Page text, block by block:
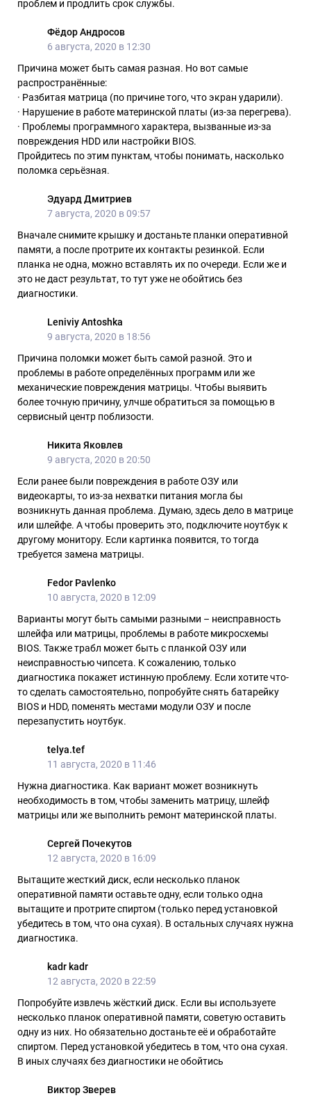
проблем и продлить срок службы.
Фёдор Андросов
6 августа, 2020 в 12:30
Причина может быть самая разная. Но вот самые
распространённые:
· Разбитая матрица (по причине того, что экран ударили).
· Нарушение в работе материнской платы (из-за перегрева).
· Проблемы программного характера, вызванные из-за
повреждения HDD или настройки BIOS.
Пройдитесь по этим пунктам, чтобы понимать, насколько
поломка серьёзная.
Эдуард Дмитриев
7 августа, 2020 в 09:57
Вначале снимите крышку и достаньте планки оперативной
памяти, а после протрите их контакты резинкой. Если
планка не одна, можно вставлять их по очереди. Если же и
это не даст результат, то тут уже не обойтись без
диагностики.
Leniviy Antoshka
9 августа, 2020 в 18:56
Причина поломки может быть самой разной. Это и
проблемы в работе определённых программ или же
механические повреждения матрицы. Чтобы выявить
более точную причину, улчше обратиться за помощью в
сервисный центр поблизости.
Никита Яковлев
9 августа, 2020 в 20:50
Если ранее были повреждения в работе ОЗУ или
видеокарты, то из-за нехватки питания могла бы
возникнуть данная проблема. Думаю, здесь дело в матрице
или шлейфе. А чтобы проверить это, подключите ноутбук к
другому монитору. Если картинка появится, то тогда
требуется замена матрицы.
Fedor Pavlenko
10 августа, 2020 в 12:09
Варианты могут быть самыми разными – неисправность
шлейфа или матрицы, проблемы в работе микросхемы
BIOS. Также трабл может быть с планкой ОЗУ или
неисправностью чипсета. К сожалению, только
диагностика покажет истинную проблему. Если хотите что-
то сделать самостоятельно, попробуйте снять батарейку
BIOS и HDD, поменять местами модули ОЗУ и после
перезапустить ноутбук.
telya.tef
11 августа, 2020 в 11:46
Нужна диагностика. Как вариант может возникнуть
необходимость в том, чтобы заменить матрицу, шлейф
матрицы или же выполнить ремонт материнской платы.
Сергей Почекутов
12 августа, 2020 в 16:09
Вытащите жесткий диск, если несколько планок
оперативной памяти оставьте одну, если только одна
вытащите и протрите спиртом (только перед установкой
убедитесь в том, что она сухая). В остальных случаях нужна
диагностика.
kadr kadr
12 августа, 2020 в 22:59
Попробуйте извлечь жёсткий диск. Если вы используете
несколько планок оперативной памяти, советую оставить
одну из них. Но обязательно достаньте её и обработайте
спиртом. Перед установкой убедитесь в том, что она сухая.
В иных случаях без диагностики не обойтись
Виктор Зверев